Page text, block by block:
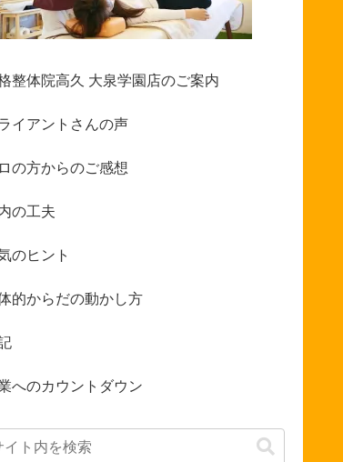
整体院高久 大泉学園店のご案内
イアントさんの声
の方からのご感想
の工夫
のヒント
的からだの動かし方
へのカウントダウン